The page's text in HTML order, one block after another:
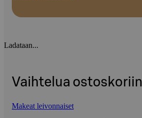
Ladataan...
Vaihtelua ostoskoriin
Makeat leivonnaiset